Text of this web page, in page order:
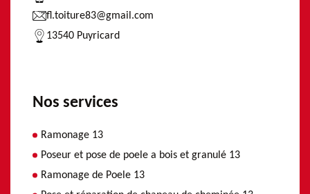
fl.toiture83@gmail.com
13540 Puyricard
Nos services
Ramonage 13
Poseur et pose de poele a bois et granulé 13
Ramonage de Poele 13